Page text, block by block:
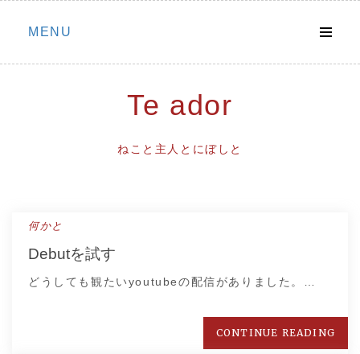
Skip
MENU
Te ador
ねこと主人とにぼしと
何かと
Debutを試す
どうしても観たいyoutubeの配信がありました。…
CONTINUE READING